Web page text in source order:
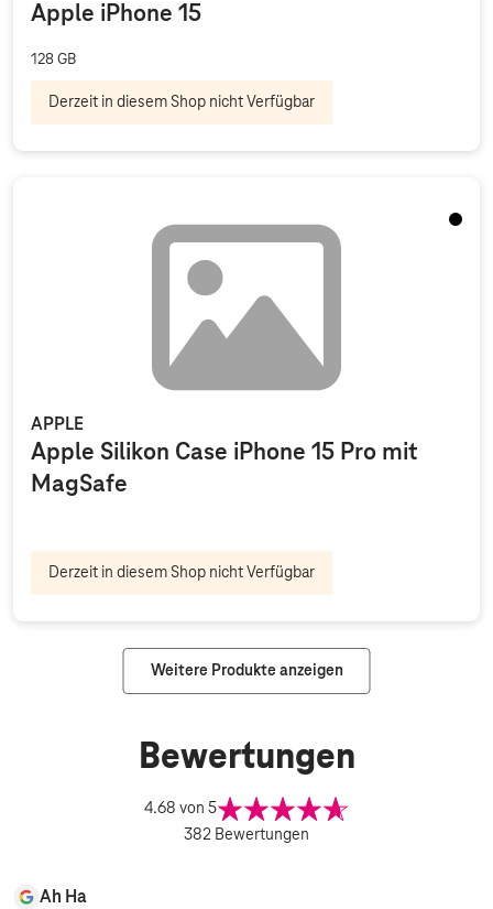
Apple iPhone 15
128 GB
Derzeit in diesem Shop nicht Verfügbar
APPLE
Apple Silikon Case iPhone 15 Pro mit
MagSafe
Derzeit in diesem Shop nicht Verfügbar
Weitere Produkte anzeigen
Bewertungen
4.68 von 5
382 Bewertungen
Ah Ha